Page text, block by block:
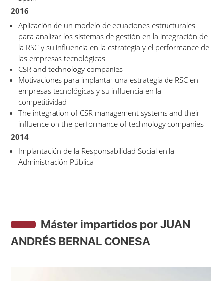
2016
Aplicación de un modelo de ecuaciones estructurales
para analizar los sistemas de gestión en la integración de
la RSC y su influencia en la estrategia y el performance de
las empresas tecnológicas
CSR and technology companies
Motivaciones para implantar una estrategia de RSC en
empresas tecnológicas y su influencia en la
competitividad
The integration of CSR management systems and their
influence on the performance of technology companies
2014
Implantación de la Responsabilidad Social en la
Administración Pública
Máster impartidos por JUAN
ANDRÉS BERNAL CONESA